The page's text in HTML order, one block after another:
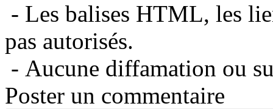
- Les balises HTML, les
pas autorisés.
- Aucune diffamation ou
Poster un commentaire